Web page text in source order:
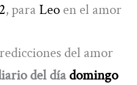
, para Leo en el amor
del amor
del díadomingo